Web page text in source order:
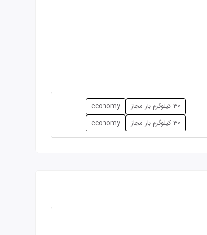
30 کیلوگرم بار مجاز economy
30 کیلوگرم بار مجاز economy